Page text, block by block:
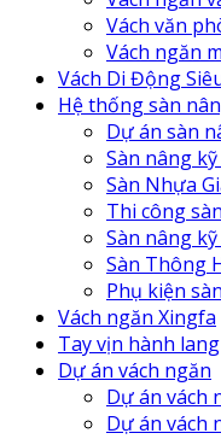
Vách văn
Vách ngăn
Vách Di Động
Hệ thống sàn
Dự án sàn
Sàn nâng
Sàn Nhựa
Thi công
Sàn nâng
Sàn Thông
Phụ kiện
Vách ngăn Xingfa
Tay vịn hành lang
Dự án vách ngăn
Dự án vách
Dự án vách